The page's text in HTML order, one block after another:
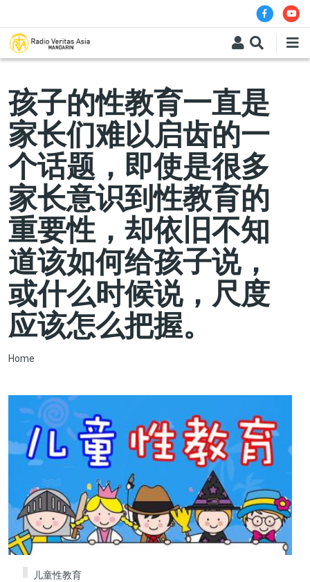
孩子的性教育一直是
家长们难以启齿的一
个话题，即使是很多
家长意识到性教育的
重要性，却依旧不知
道该如何给孩子说，
或什么时候说，尺度
应该怎么把握。
Breadcrumb
Home
儿童性教育